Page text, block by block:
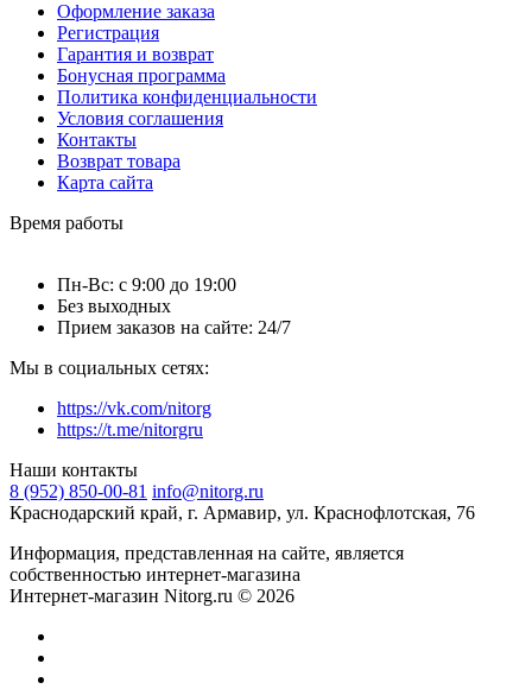
Оформление заказа
Регистрация
Гарантия и возврат
Бонусная программа
Политика конфиденциальности
Условия соглашения
Контакты
Возврат товара
Карта сайта
Время работы
Пн-Вс: с 9:00 до 19:00
Без выходных
Прием заказов на сайте: 24/7
Мы в социальных сетях:
https://vk.com/nitorg
https://t.me/nitorgru
Наши контакты
8 (952) 850-00-81 info@nitorg.ru
Краснодарский край, г. Армавир, ул. Краснофлотская, 76
Информация, представленная на сайте, является
собственностью интернет-магазина
Интернет-магазин Nitorg.ru © 2026